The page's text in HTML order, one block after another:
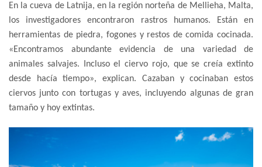
En la cueva de Latnija, en la región norteña de Mellieha, Malta,
los investigadores encontraron rastros humanos. Están en
herramientas de piedra, fogones y restos de comida cocinada.
«Encontramos abundante evidencia de una variedad de
animales salvajes. Incluso el ciervo rojo, que se creía extinto
desde hacía tiempo», explican. Cazaban y cocinaban estos
ciervos junto con tortugas y aves, incluyendo algunas de gran
tamaño y hoy extintas.